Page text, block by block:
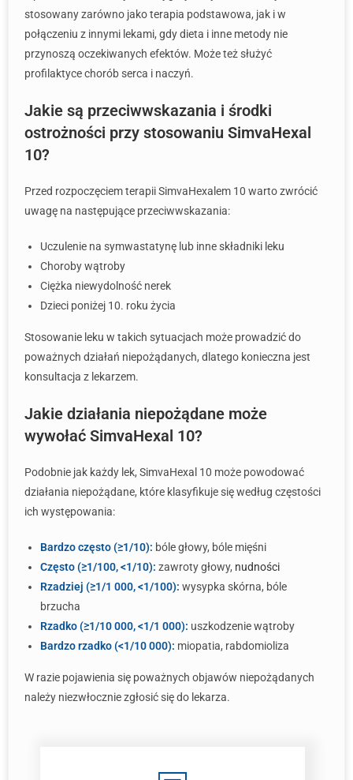
stosowany zarówno jako terapia podstawowa, jak i w
połączeniu z innymi lekami, gdy dieta i inne metody nie
przynoszą oczekiwanych efektów. Może też służyć
profilaktyce chorób serca i naczyń.
Jakie są przeciwwskazania i środki
ostrożności przy stosowaniu SimvaHexal
10?
Przed rozpoczęciem terapii SimvaHexalem 10 warto zwrócić
uwagę na następujące przeciwwskazania:
Uczulenie na symwastatynę lub inne składniki leku
Choroby wątroby
Ciężka niewydolność nerek
Dzieci poniżej 10. roku życia
Stosowanie leku w takich sytuacjach może prowadzić do
poważnych działań niepożądanych, dlatego konieczna jest
konsultacja z lekarzem.
Jakie działania niepożądane może
wywołać SimvaHexal 10?
Podobnie jak każdy lek, SimvaHexal 10 może powodować
działania niepożądane, które klasyfikuje się według częstości
ich występowania:
Bardzo często (≥1/10): bóle głowy, bóle mięśni
Często (≥1/100, <1/10): zawroty głowy, nudności
Rzadziej (≥1/1 000, <1/100): wysypka skórna, bóle
brzucha
Rzadko (≥1/10 000, <1/1 000): uszkodzenie wątroby
Bardzo rzadko (<1/10 000): miopatia, rabdomioliza
W razie pojawienia się poważnych objawów niepożądanych
należy niezwłocznie zgłosić się do lekarza.